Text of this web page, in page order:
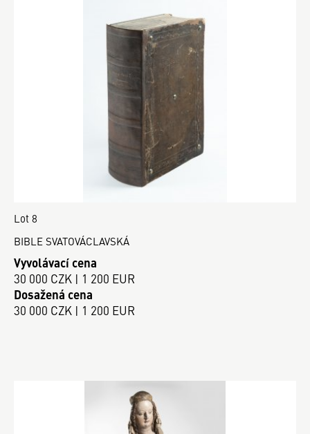
Lot 8
BIBLE SVATOVÁCLAVSKÁ
Vyvolávací cena
30 000 CZK | 1 200 EUR
Dosažená cena
30 000 CZK | 1 200 EUR